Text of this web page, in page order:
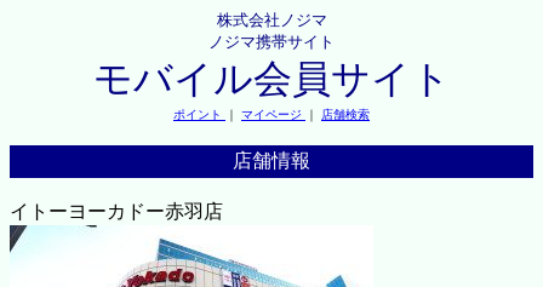
株式会社ノジマ
ノジマ携帯サイト
モバイル会員サイト
ポイント ｜ マイページ ｜ 店舗検索
店舗情報
イトーヨーカドー赤羽店